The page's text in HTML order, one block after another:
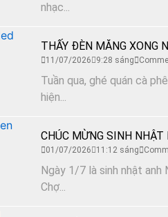
nhạc...
THẤY ĐÈN MĂNG XONG
11/07/2026 9:28 sáng
Tuần qua, ghé quán cà
hiện...
CHÚC MỪNG SINH NHẬT
01/07/2026 11:12 sáng
Ngày 1/7 là sinh nhật anh
Chợ...